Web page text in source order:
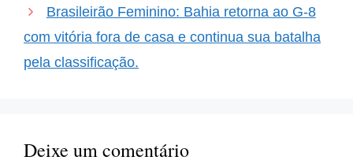
Brasileirão Feminino: Bahia retorna ao G-8
com vitória fora de casa e continua sua batalha
pela classificação.
Deixe um comentário